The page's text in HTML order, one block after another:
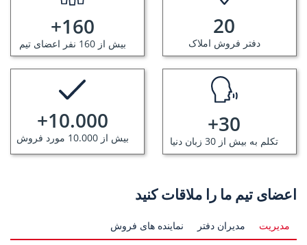
20
دفتر فروش املاک
160
+
بیش از 160 نفر اعضای تیم
30
+
تکلم به بیش از 30 زبان دنیا
10.000
+
بیش از 10.000 مورد فروش
اعضای تیم ما را ملاقات کنید
مدیریت مدیران دفتر نماینده های فروش